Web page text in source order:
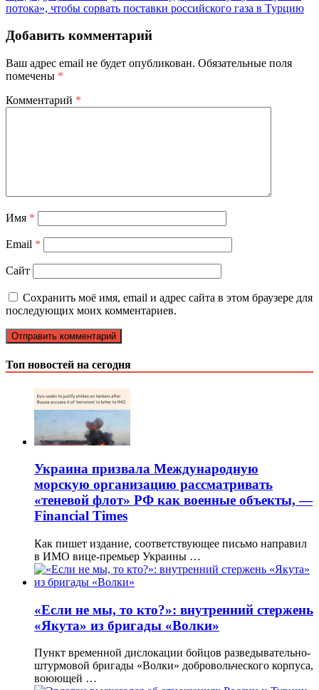
потока», чтобы сорвать поставки российского газа в Турцию
Добавить комментарий
Ваш адрес email не будет опубликован. Обязательные поля
помечены *
Комментарий *
Имя *
Email *
Сайт
Сохранить моё имя, email и адрес сайта в этом браузере для
последующих моих комментариев.
Топ новостей на сегодня
Украина призвала Международную
морскую организацию рассматривать
«теневой флот» РФ как военные объекты, —
Financial Times
Как пишет издание, соответствующее письмо направил
в ИМО вице-премьер Украины …
«Если не мы, то кто?»: внутренний стержень
«Якута» из бригады «Волки»
Пункт временной дислокации бойцов разведывательно-
штурмовой бригады «Волки» добровольческого корпуса,
воюющей …